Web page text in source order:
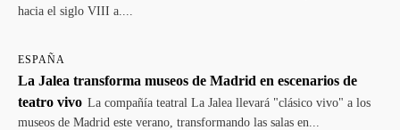
hacia el siglo VIII a....
ESPAÑA
La Jalea transforma museos de Madrid en escenarios de
teatro vivo La compañía teatral La Jalea llevará "clásico vivo" a los
museos de Madrid este verano, transformando las salas en...